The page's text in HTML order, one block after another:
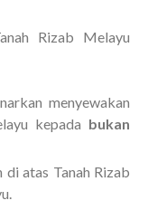
Rizab Melayu
menyewakan
kepada bukan
di atas Tanah Rizab